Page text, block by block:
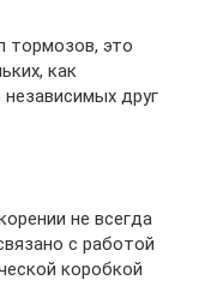
тормозов, это
как
друг
не всегда
с работой
коробкой